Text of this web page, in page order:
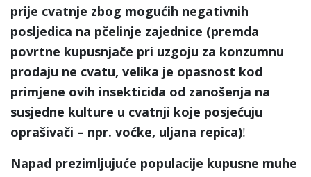
prije cvatnje zbog mogućih negativnih
posljedica na pčelinje zajednice (premda
povrtne kupusnjače pri uzgoju za konzumnu
prodaju ne cvatu, velika je opasnost kod
primjene ovih insekticida od zanošenja na
susjedne kulture u cvatnji koje posjećuju
oprašivači – npr. voćke, uljana repica)!
Napad prezimljujuće populacije kupusne muhe